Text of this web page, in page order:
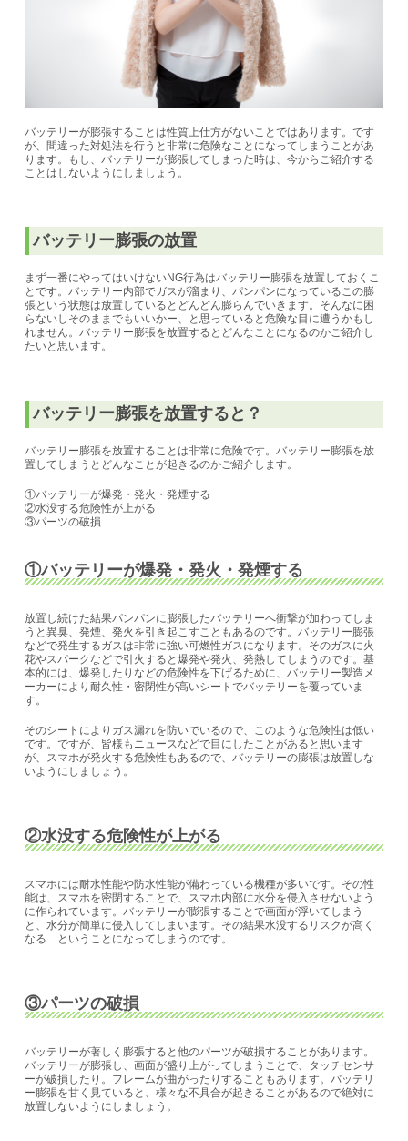
バッテリーが膨張することは性質上仕方がないことではあります。です
が、間違った対処法を行うと非常に危険なことになってしまうことがあ
ります。もし、バッテリーが膨張してしまった時は、今からご紹介する
ことはしないようにしましょう。
バッテリー膨張の放置
まず一番にやってはいけないNG行為はバッテリー膨張を放置しておくこ
とです。バッテリー内部でガスが溜まり、パンパンになっているこの膨
張という状態は放置しているとどんどん膨らんでいきます。そんなに困
らないしそのままでもいいかー、と思っていると危険な目に遭うかもし
れません。バッテリー膨張を放置するとどんなことになるのかご紹介し
たいと思います。
バッテリー膨張を放置すると？
バッテリー膨張を放置することは非常に危険です。バッテリー膨張を放
置してしまうとどんなことが起きるのかご紹介します。
①バッテリーが爆発・発火・発煙する
②水没する危険性が上がる
③パーツの破損
①バッテリーが爆発・発火・発煙する
放置し続けた結果パンパンに膨張したバッテリーへ衝撃が加わってしま
うと異臭、発煙、発火を引き起こすこともあるのです。 バッテリー膨張
などで発生するガスは非常に強い可燃性ガスになります。そのガスに火
花やスパークなどで引火すると爆発や発火、発熱してしまうのです。基
本的には、爆発したりなどの危険性を下げるために、バッテリー製造メ
ーカーにより耐久性・密閉性が高いシートでバッテリーを覆っていま
す。
そのシートによりガス漏れを防いでいるので、このような危険性は低い
です。ですが、皆様もニュースなどで目にしたことがあると思います
が、スマホが発火する危険性もあるので、バッテリーの膨張は放置しな
いようにしましょう。
②水没する危険性が上がる
スマホには耐水性能や防水性能が備わっている機種が多いです。その性
能は、スマホを密閉することで、スマホ内部に水分を侵入させないよう
に作られています。バッテリーが膨張することで画面が浮いてしまう
と、水分が簡単に侵入してしまいます。その結果水没するリスクが高く
なる…ということになってしまうのです。
③パーツの破損
バッテリーが著しく膨張すると他のパーツが破損することがあります。
バッテリーが膨張し、画面が盛り上がってしまうことで、タッチセンサ
ーが破損したり。フレームが曲がったりすることもあります。バッテリ
ー膨張を甘く見ていると、様々な不具合が起きることがあるので絶対に
放置しないようにしましょう。